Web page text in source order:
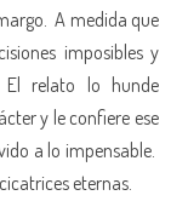
A medida que
imposibles y
relato lo hunde
y le confiere ese
a lo impensable.
eternas.